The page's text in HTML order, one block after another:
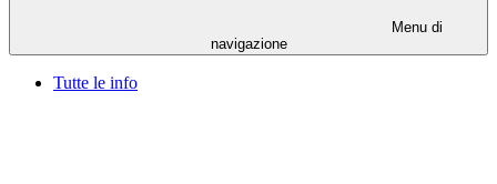
Menu di
navigazione
Tutte le info